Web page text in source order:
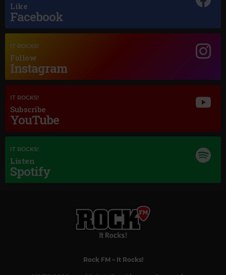
PERRY COMO
Like
Facebook
IT ROCKS!
Follow
Instagram
IT ROCKS!
Subscribe
YouTube
IT ROCKS!
Listen
Spotify
Rock FM– It Rocks!